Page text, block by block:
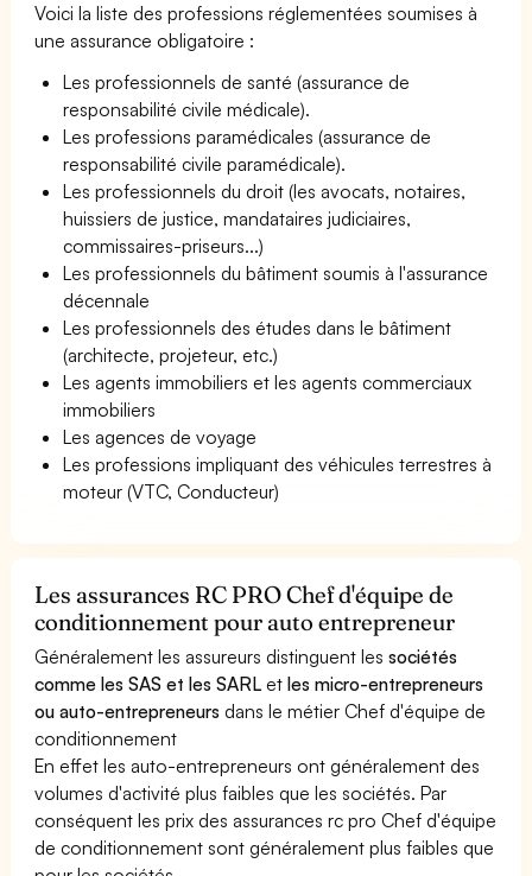
Voici la liste des professions réglementées soumises à
une assurance obligatoire :
Les professionnels de santé (assurance de
responsabilité civile médicale).
Les professions paramédicales (assurance de
responsabilité civile paramédicale).
Les professionnels du droit (les avocats, notaires,
huissiers de justice, mandataires judiciaires,
commissaires-priseurs...)
Les professionnels du bâtiment soumis à l'assurance
décennale
Les professionnels des études dans le bâtiment
(architecte, projeteur, etc.)
Les agents immobiliers et les agents commerciaux
immobiliers
Les agences de voyage
Les professions impliquant des véhicules terrestres à
moteur (VTC, Conducteur)
Les assurances RC PRO Chef d'équipe de
conditionnement pour auto entrepreneur
Généralement les assureurs distinguent lessociétés
comme les SAS et les SARL etles micro-entrepreneurs
ou auto-entrepreneurs dans le métier Chef d'équipe de
conditionnement
En effet les auto-entrepreneurs ont généralement des
volumes d'activité plus faibles que les sociétés. Par
conséquent les prix des assurances rc pro Chef d'équipe
de conditionnement sont généralement plus faibles que